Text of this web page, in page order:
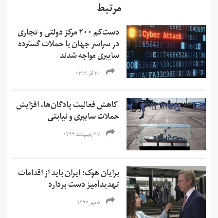
مرتبط
دست‌کم ۲۰۰ مرکز دولتی و تجاری
در سراسر جهان با حملات گسترده
سایبری مواجه شدند
۳۰ آذر ۱۳۹۹
کاهش فعالیت پادگان‌ها، افزایش‌
حملات سایبری و نیابتی
۲۷ اردیبهشت ۱۳۹۹
برایان هوک: ایران باید از اقدامات
تهدیدآمیز دست بردارد
۵ مهر ۱۳۹۷